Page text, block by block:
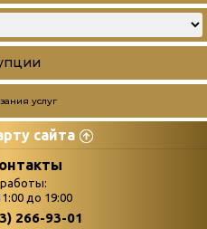
услуг
сайта
до 19:00
266-93-01